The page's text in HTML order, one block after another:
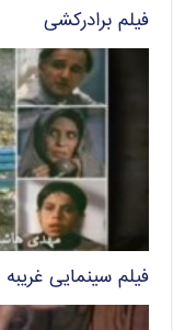
فیلم برادرکشی
فیلم سینمایی غریبه